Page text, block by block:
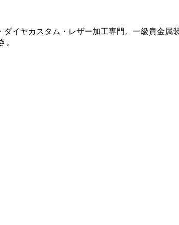
ヤカスタム・レザー加工専門。一級貴金属
。